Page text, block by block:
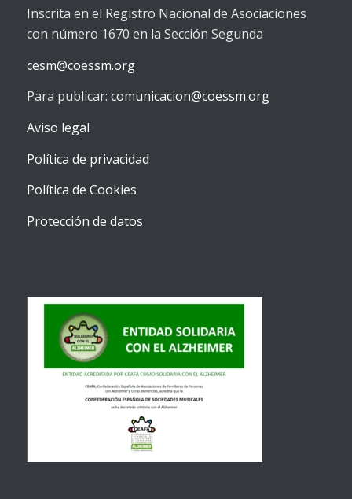
Inscrita en el Registro Nacional de Asociaciones
con número 1670 en la Sección Segunda
cesm@coessm.org
Para publicar: comunicacion@coessm.org
Aviso legal
Política de privacidad
Política de Cookies
Protección de datos